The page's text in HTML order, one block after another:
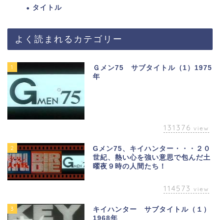
タイトル
よく読まれるカテゴリー
1
Ｇメン75 サブタイトル（1）1975
年
131376 view
2
Gメン75、キイハンター・・・２０
世紀、熱い心を強い意思で包んだ土
曜夜９時の人間たち！
114573 view
3
キイハンター サブタイトル（１）
1968年